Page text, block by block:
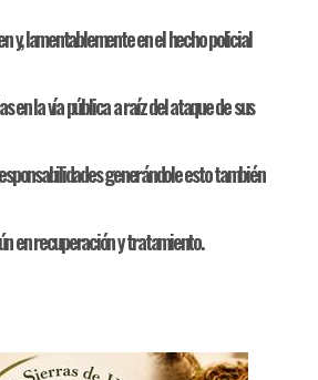
y, lamentablemente en el hecho policial
en la vía pública a raíz del ataque de sus
generándole esto también
en recuperación y tratamiento.